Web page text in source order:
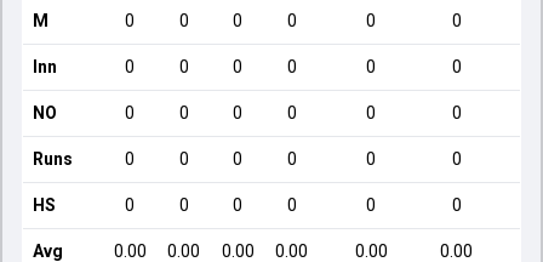
M 0 0 0 0 0 0
Inn 0 0 0 0 0 0
NO 0 0 0 0 0 0
Runs 0 0 0 0 0 0
HS 0 0 0 0 0 0
Avg 0.00 0.00 0.00 0.00 0.00 0.00